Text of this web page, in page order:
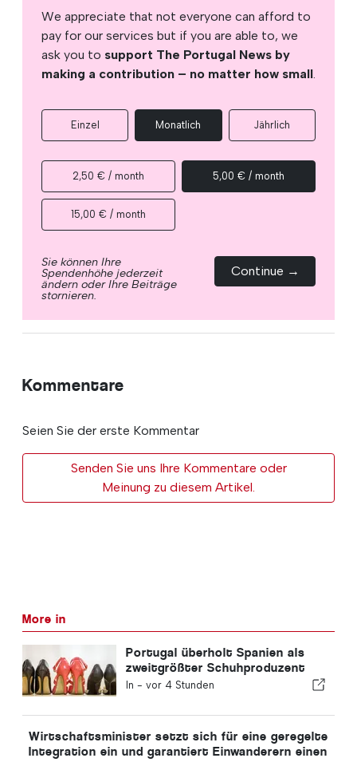
We appreciate that not everyone can afford to
pay for our services but if you are able to, we
ask you to support The Portugal News by
making a contribution – no matter how small.
Einzel Monatlich Jährlich
2,50 € / month 5,00 € / month
15,00 € / month
Sie können Ihre
Spendenhöhe jederzeit
ändern oder Ihre Beiträge
stornieren.
Continue →
Kommentare
Seien Sie der erste Kommentar
Senden Sie uns Ihre Kommentare oder
Meinung zu diesem Artikel.
More in
Portugal überholt Spanien als
zweitgrößter Schuhproduzent
Europas
In - vor 4 Stunden
Wirtschaftsminister setzt sich für eine geregelte
Integration ein und garantiert Einwanderern einen